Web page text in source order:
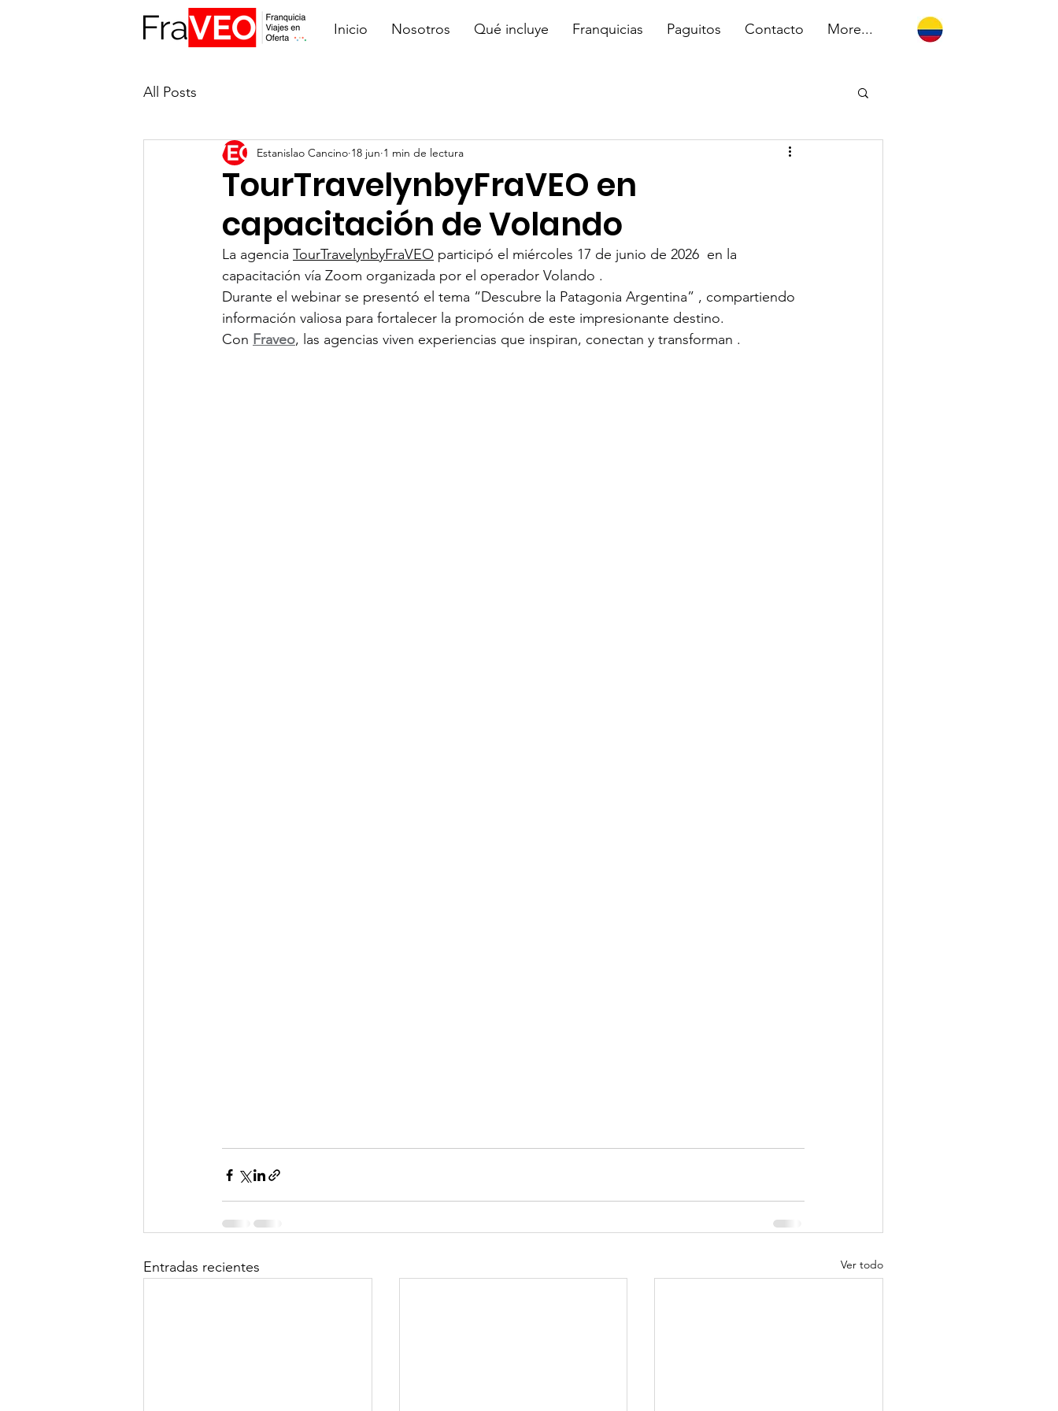
Inicio Nosotros Qué incluye Franquicias Paguitos Contacto More...
All Posts
TourTravelynbyFraVEO en
capacitación de Volando
Estanislao Cancino 18 jun 1 min de lectura
La agencia TourTravelynbyFraVEO participó el miércoles 17 de junio de 2026  en la
capacitación vía Zoom organizada por el operador Volando .
Durante el webinar se presentó el tema “Descubre la Patagonia Argentina” , compartiendo
información valiosa para fortalecer la promoción de este impresionante destino.
Con Fraveo, las agencias viven experiencias que inspiran, conectan y transforman .
Entradas recientes Ver todo